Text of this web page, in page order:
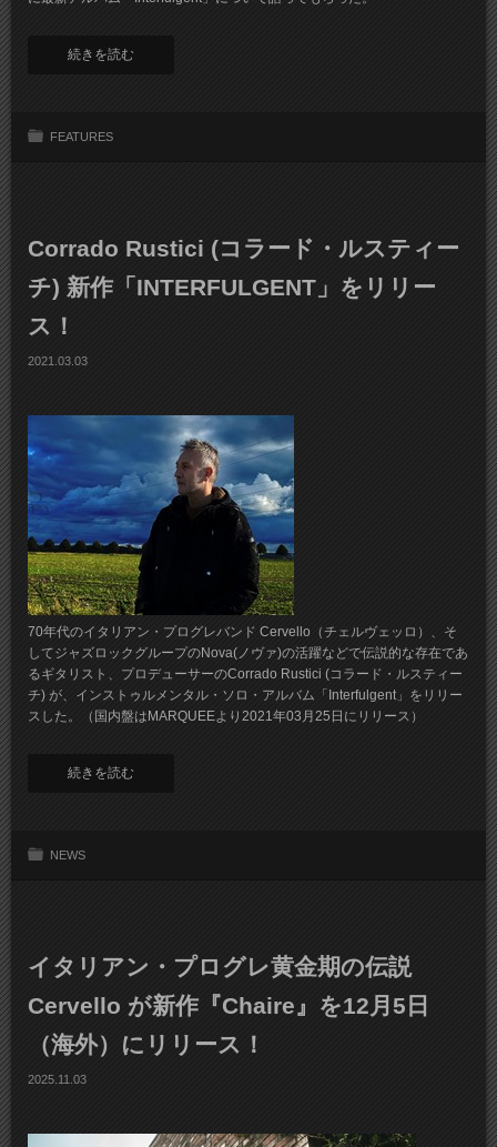
続きを読む
FEATURES
Corrado Rustici (コラード・ルスティー
チ) 新作「INTERFULGENT」をリリー
ス！
2021.03.03
70年代のイタリアン・プログレバンド Cervello（チェルヴェッロ）、そ
してジャズロックグループのNova(ノヴァ)の活躍などで伝説的な存在であ
るギタリスト、プロデューサーのCorrado Rustici (コラード・ルスティー
チ) が、インストゥルメンタル・ソロ・アルバム「Interfulgent」をリリー
スした。（国内盤はMARQUEEより2021年03月25日にリリース）
続きを読む
NEWS
イタリアン・プログレ黄金期の伝説
Cervello が新作『Chaire』を12月5日
（海外）にリリース！
2025.11.03